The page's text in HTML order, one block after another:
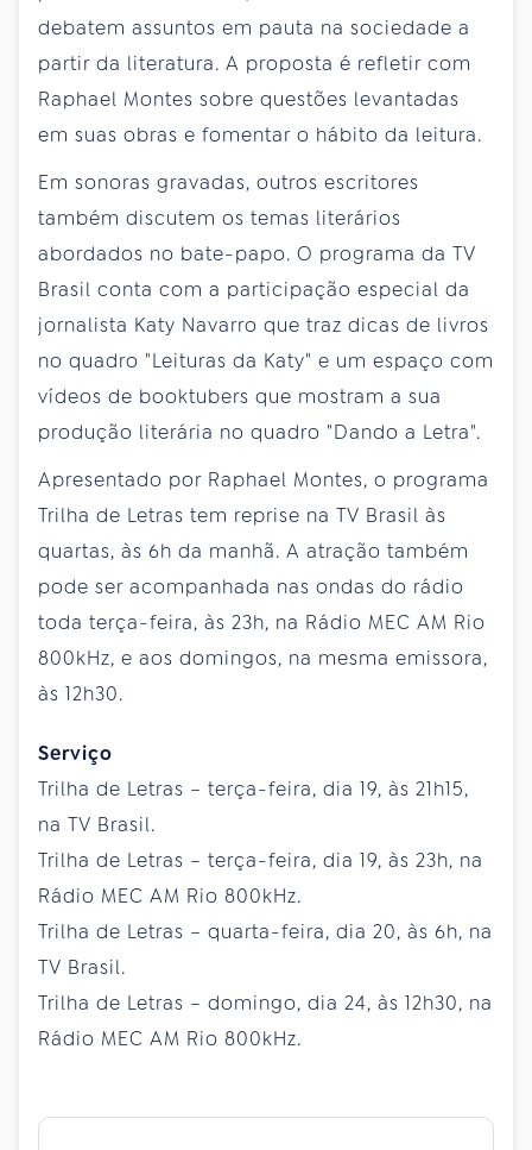
debatem assuntos em pauta na sociedade a
partir da literatura. A proposta é refletir com
Raphael Montes sobre questões levantadas
em suas obras e fomentar o hábito da leitura.
Em sonoras gravadas, outros escritores
também discutem os temas literários
abordados no bate-papo. O programa da TV
Brasil conta com a participação especial da
jornalista Katy Navarro que traz dicas de livros
no quadro "Leituras da Katy" e um espaço com
vídeos de booktubers que mostram a sua
produção literária no quadro "Dando a Letra".
Apresentado por Raphael Montes, o programa
Trilha de Letras tem reprise na TV Brasil às
quartas, às 6h da manhã. A atração também
pode ser acompanhada nas ondas do rádio
toda terça-feira, às 23h, na Rádio MEC AM Rio
800kHz, e aos domingos, na mesma emissora,
às 12h30.
Serviço
Trilha de Letras – terça-feira, dia 19, às 21h15,
na TV Brasil.
Trilha de Letras – terça-feira, dia 19, às 23h, na
Rádio MEC AM Rio 800kHz.
Trilha de Letras – quarta-feira, dia 20, às 6h, na
TV Brasil.
Trilha de Letras – domingo, dia 24, às 12h30, na
Rádio MEC AM Rio 800kHz.